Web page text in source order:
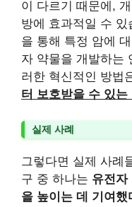
이 다르기 때문에,
방에 효과적일 수
을 통해 특정 암에
자 약물을 개발하는
러한 혁신적인 방법
터 보호받을 수 있
실제 사례
그렇다면 실제 사례
구 중 하나는 유전자
을 높이는 데 기여